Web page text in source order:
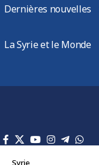
Dernières nouvelles
La Syrie et le Monde
Syrie